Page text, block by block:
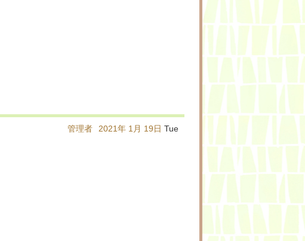
2021年 1月 19日 Tue
管理者